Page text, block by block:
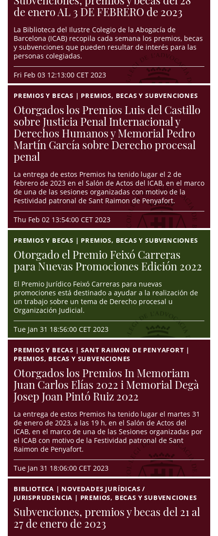
de enero AL 3 DE FEBRERO de 2023
La Biblioteca del Ilustre Colegio de la Abogacía de
Barcelona (ICAB) recopila cada semana los premios, becas
y subvenciones que pueden resultar de interés para las
personas colegiadas.
Fri Feb 03 12:13:00 CET 2023
PREMIOS Y BECAS | PREMIOS, BECAS Y SUBVENCIONES
Otorgados los Premios Luis del Castillo
sobre Justicia Penal Internacional y
Derechos Humanos y Memorial Pedro
Martín García sobre Derecho procesal
penal
La entrega de estos Premios ha tenido lugar el 2 de
febrero de 2023 en el Salón de Actos del ICAB, en el marco
de una de las sesiones organizadas con motivo de la
Festividad patronal de Sant Raimon de Penyafort.
Thu Feb 02 13:54:00 CET 2023
PREMIOS Y BECAS | PREMIOS, BECAS Y SUBVENCIONES
Otorgado el Premio Feixó Carreras
para Nuevas Promociones Edición 2022
El Premio Jurídico Feixó Carreras para nuevas
promociones está destinado a ayudar a la realización de
un trabajo sobre un tema de Derecho procesal u
Organización Judicial.
Tue Jan 31 18:56:00 CET 2023
PREMIOS Y BECAS | SANT RAIMON DE PENYAFORT |
PREMIOS, BECAS Y SUBVENCIONES
Otorgados los Premios In Memoriam
Juan Carlos Elías 2022 i Memorial Degà
Josep Joan Pintó Ruiz 2022
La entrega de estos Premios ha tenido lugar el martes 31
de enero de 2023, a las 19 h, en el Salón de Actos del
ICAB, en el marco de una de las Sesiones organizadas por
el ICAB con motivo de la Festividad patronal de Sant
Raimon de Penyafort.
Tue Jan 31 18:06:00 CET 2023
BIBLIOTECA | NOVEDADES JURÍDICAS /
JURISPRUDENCIA | PREMIOS, BECAS Y SUBVENCIONES
Subvenciones, premios y becas del 21 al
27 de enero de 2023